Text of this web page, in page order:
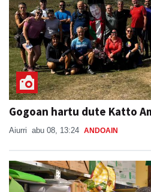
Gogoan hartu dute Katto
Aiurri abu 08, 13:24 ANDOAIN